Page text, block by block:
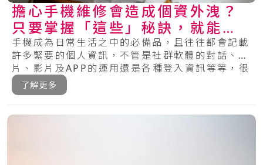
擔心手機維修會造成個資外洩？
只要掌握「這些」秘訣，就能保
護你的手機安全！
手機成為日常生活之中的必備品，且往往都會記載
許多緊要的個人資訊，不管是社群軟體的對話、相
片、影片及APP的運用還是各種登入資訊等等，很
多.....
了解更多